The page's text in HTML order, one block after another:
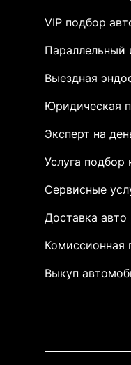
VIP подбор
Параллельный
Выездная
Юридическая
Эксперт на
Услуга подбор
Сервисные
Доставка авто
Комиссионная
Выкуп